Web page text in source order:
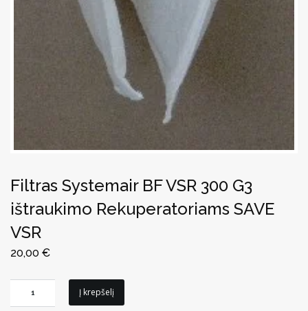
Filtras Systemair BF VSR 300 G3
ištraukimo Rekuperatoriams SAVE
VSR
20,00 €
kiekis:
Į krepšelį